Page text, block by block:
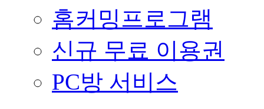
홈커밍프로그램
신규 무료 이용권
PC방 서비스